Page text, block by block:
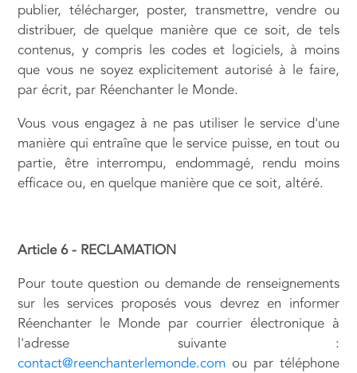
publier, télécharger, poster, transmettre, vendre ou
distribuer, de quelque manière que ce soit, de tels
contenus, y compris les codes et logiciels, à moins
que vous ne soyez explicitement autorisé à le faire,
par écrit, par Réenchanter le Monde.
Vous vous engagez à ne pas utiliser le service d'une
manière qui entraîne que le service puisse, en tout ou
partie, être interrompu, endommagé, rendu moins
efficace ou, en quelque manière que ce soit, altéré.
Article 6 - RECLAMATION
Pour toute question ou demande de renseignements
sur les services proposés vous devrez en informer
Réenchanter le Monde par courrier électronique à
l'adresse suivante :
contact@reenchanterlemonde.com ou par téléphone